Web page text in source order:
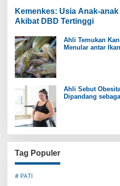
Kemenkes: Usia Anak-
Akibat DBD Tertinggi
Ahli Temukan
Menular antar
Ahli Sebut
Dipandang
Tag Populer
# PATI